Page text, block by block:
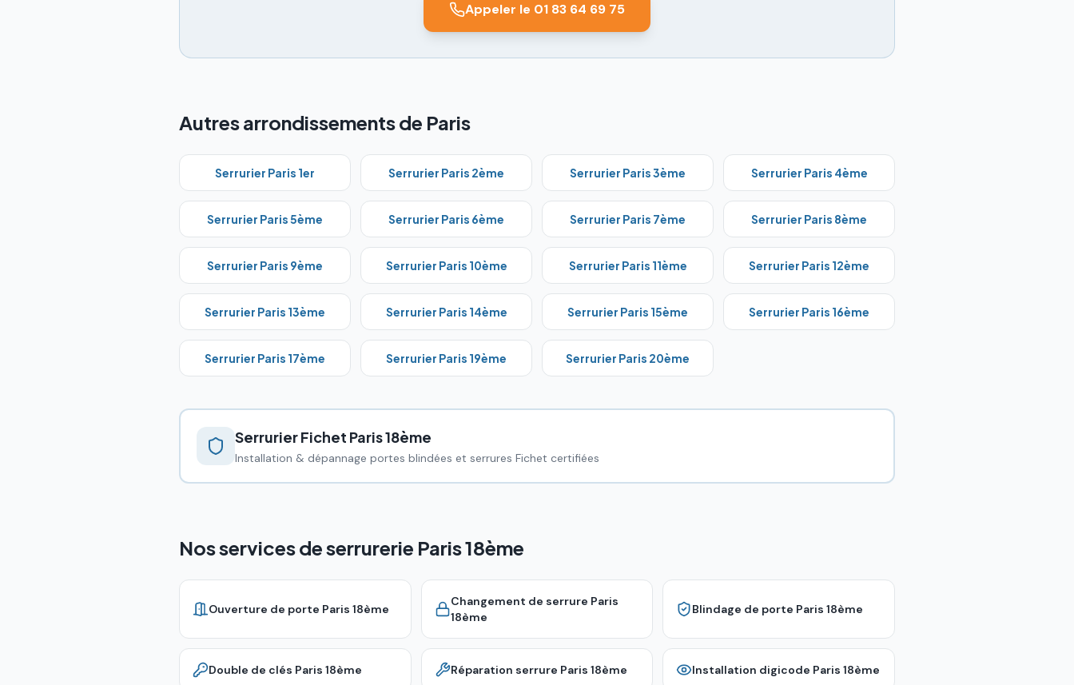
Appeler le 01 83 64 69 75
Autres arrondissements de Paris
Serrurier Paris 1er Serrurier Paris 2ème Serrurier Paris3ème Serrurier Paris 4ème
Serrurier Paris5ème Serrurier Paris 6ème Serrurier Paris 7ème Serrurier Paris 8ème
Serrurier Paris 9ème Serrurier Paris 10ème Serrurier Paris 11ème Serrurier Paris 12ème
Serrurier Paris 13ème Serrurier Paris 14ème Serrurier Paris 15ème Serrurier Paris 16ème
Serrurier Paris 17ème Serrurier Paris 19ème Serrurier Paris 20ème
Serrurier Fichet Paris 18ème
Installation & dépannage portes blindées et serrures Fichet certifiées
Nos services de serrurerie Paris 18ème
Ouverture de porte Paris 18ème
Changement de serrure Paris
18ème
Blindage de porte Paris 18ème
Double de clés Paris 18ème Réparation serrure Paris 18ème Installation digicode Paris 18ème